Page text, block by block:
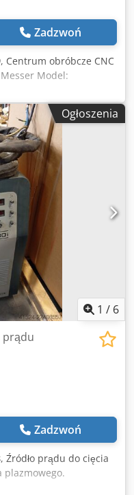
Zadzwoń
, Centrum obróbcze CNC
Model:
Sterowanie CNC:
mm 2 x palniki
HPR260 Codpfx
10 m 2 x przenośnik z
systemu filtracji
Ogłoszenia
1 / 6
prądu
Zadzwoń
, Źródło prądu do cięcia
plazmowego.
80i Rok produkcji: